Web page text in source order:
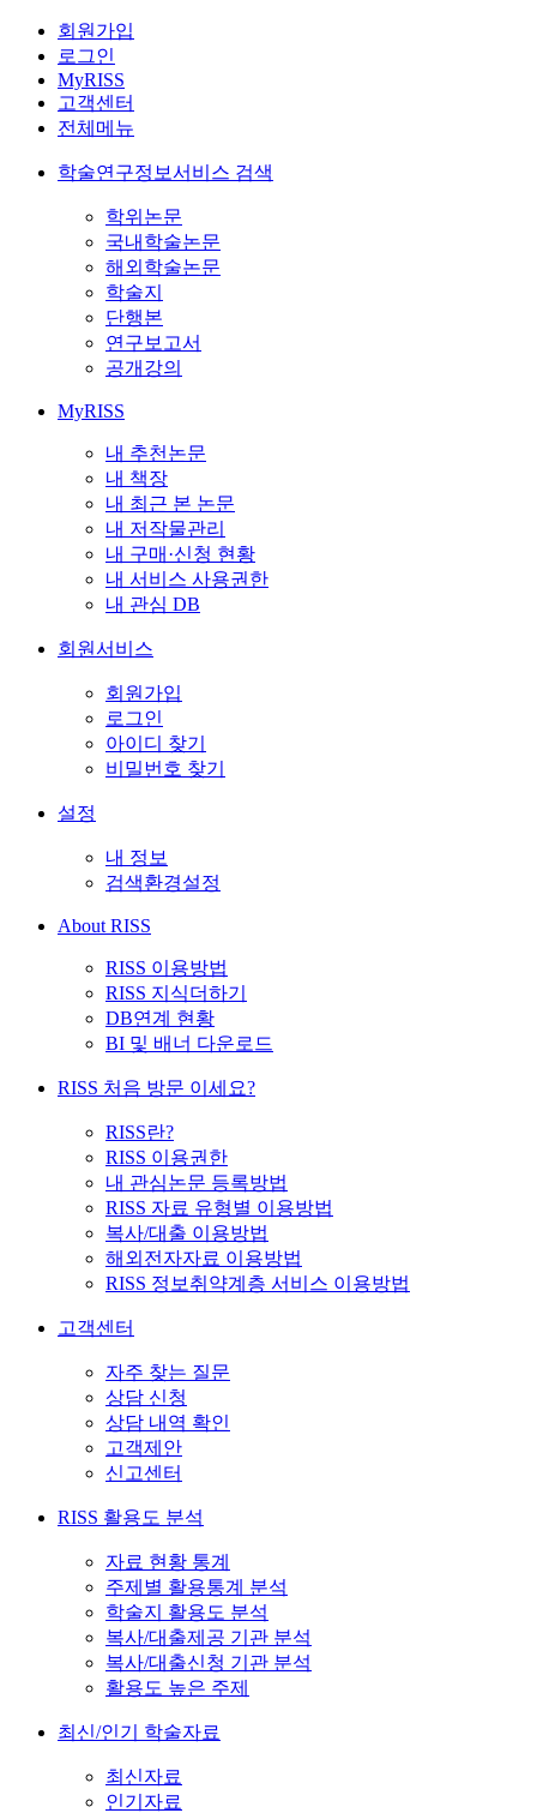
회원가입
로그인
MyRISS
고객센터
전체메뉴
학술연구정보서비스 검색
학위논문
국내학술논문
해외학술논문
학술지
단행본
연구보고서
공개강의
MyRISS
내 추천논문
내 책장
내 최근 본 논문
내 저작물관리
내 구매·신청 현황
내 서비스 사용권한
내 관심 DB
회원서비스
회원가입
로그인
아이디 찾기
비밀번호 찾기
설정
내 정보
검색환경설정
About RISS
RISS 이용방법
RISS 지식더하기
DB연계 현황
BI 및 배너 다운로드
RISS 처음 방문 이세요?
RISS란?
RISS 이용권한
내 관심논문 등록방법
RISS 자료 유형별 이용방법
복사/대출 이용방법
해외전자자료 이용방법
RISS 정보취약계층 서비스 이용방법
고객센터
자주 찾는 질문
상담 신청
상담 내역 확인
고객제안
신고센터
RISS 활용도 분석
자료 현황 통계
주제별 활용통계 분석
학술지 활용도 분석
복사/대출제공 기관 분석
복사/대출신청 기관 분석
활용도 높은 주제
최신/인기 학술자료
최신자료
인기자료